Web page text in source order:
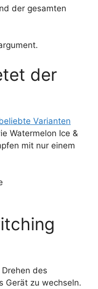
der gesamten
der
Varianten
Watermelon Ice &
mit nur einem
des
Gerät zu wechseln.